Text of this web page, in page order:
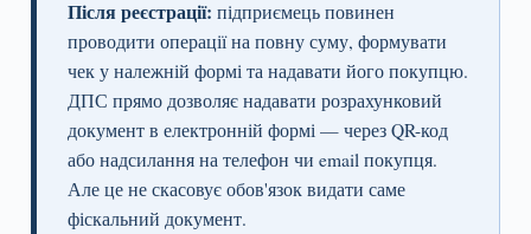
Після реєстрації: підприємець повинен
проводити операції на повну суму, формувати
чек у належній формі та надавати його покупцю.
ДПС прямо дозволяє надавати розрахунковий
документ в електронній формі — через QR-код
або надсилання на телефон чи email покупця.
Але це не скасовує обов'язок видати саме
фіскальний документ.